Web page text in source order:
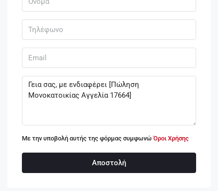
Με την υποβολή αυτής της φόρμας συμφωνώΌροι Χρήσης
Αποστολή